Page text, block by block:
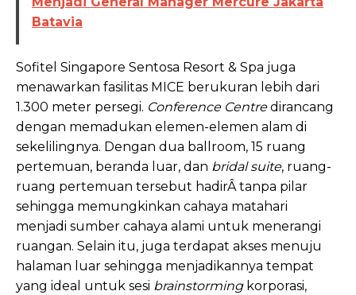
Batavia
Sofitel Singapore Sentosa Resort & Spa juga
menawarkan fasilitas MICE berukuran lebih dari
1.300 meter persegi. Conference Centredirancang
dengan memadukan elemen-elemen alam di
sekelilingnya. Dengan dua ballroom, 15 ruang
pertemuan, beranda luar, dan bridal suite, ruang-
ruang pertemuan tersebut hadirÂ tanpa pilar
sehingga memungkinkan cahaya matahari
menjadi sumber cahaya alami untuk menerangi
ruangan. Selain itu, juga terdapat akses menuju
halaman luar sehingga menjadikannya tempat
yang ideal untuk sesi brainstormingkorporasi,